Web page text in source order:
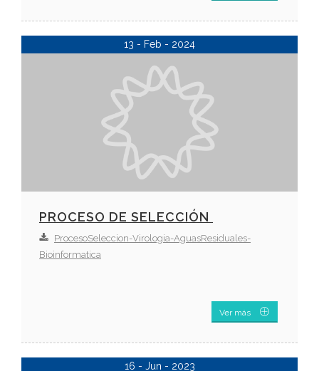
13 - Feb - 2024
PROCESO DE SELECCIÓN
ProcesoSeleccion-Virologia-AguasResiduales-
Bioinformatica
Ver más
16 - Jun - 2023